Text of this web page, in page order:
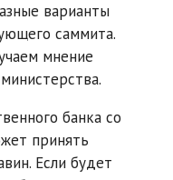
варианты
саммита.
мнение
банка со
принять
Если будет